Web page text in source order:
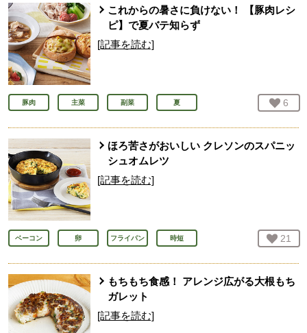
これからの暑さに負けない！ 【豚肉レシ
ピ】で夏バテ知らず
[記事を読む]
豚肉 主菜 副菜 夏 お気
6
ほろ苦さがおいしい クレソンのスパニッ
シュオムレツ
[記事を読む]
ベーコン 卵 フライパン 時短 お気
21
もちもち食感！ アレンジ広がる大根もち
ガレット
[記事を読む]